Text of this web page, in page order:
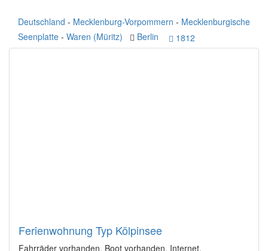
Deutschland - Mecklenburg-Vorpommern - Mecklenburgische
Seenplatte - Waren (Müritz) Berlin 1812
Ferienwohnung Typ Kölpinsee
Fahrräder vorhanden, Boot vorhanden, Internet,